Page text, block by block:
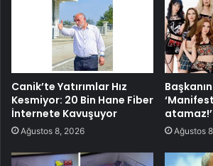
Canik’te Yatırımlar Hız
Kesmiyor: 20 Bin Hane Fiber
İnternete Kavuşuyor
Ağustos 8, 2026
atamaz!’
Ağustos